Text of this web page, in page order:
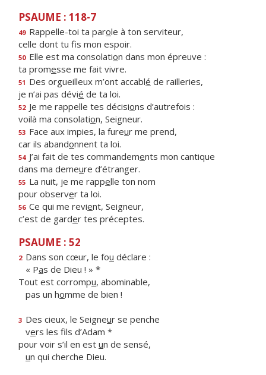
PSAUME : 118-7
49 Rappelle-toi ta parole à ton serviteur,
celle dont tu fs mon espoir.
50 Elle est ma consolation dans mon épreuve :
ta promesse me fait vivre.
51 Des orgueilleux m’ont accablé de railleries,
je n’ai pas dévié de ta loi.
52 Je me rappelle tes décisions d’autrefois :
voilà ma consolation, Seigneur.
53 Face aux impies, la fureur me prend,
car ils abandonnent ta loi.
54 J’ai fait de tes commandements mon cantique
dans ma demeure d’étranger.
55 La nuit, je me rappelle ton nom
pour observer ta loi.
56 Ce qui me revient, Seigneur,
c’est de garder tes préceptes.
PSAUME : 52
2 Dans son cœur, le fou déclare :
« Pas de Dieu ! » *
Tout est corrompu, abominable,
pas un homme de bien !
3 Des cieux, le Seigneur se penche
vers les fils d’Adam *
pour voir s’il en est un de sensé,
un qui cherche Dieu.